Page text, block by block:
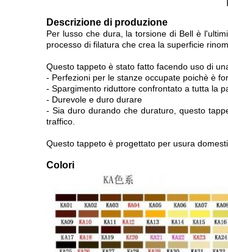
Descrizione di produzione
Per lusso che dura, la torsione di Bell è
processo di filatura che crea la superficie
Questo tappeto è stato fatto facendo uso di
- Perfezioni per le stanze occupate poichè è
- Spargimento riduttore confrontato a tutta la
- Durevole e duro durare
- Sia duro durando che duraturo, questo
traffico.
Questo tappeto è progettato per usura
Colori